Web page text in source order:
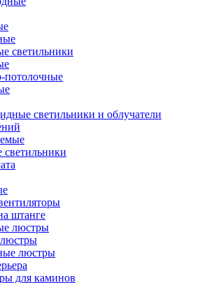
светильники
потолочные
светильники и облучатели
светильники
штанге
люстры
люстры
для каминов